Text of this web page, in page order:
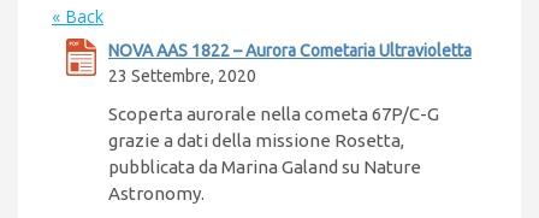
« Back
NOVA AAS 1822 – Aurora Cometaria Ultravioletta
23 Settembre, 2020
Scoperta aurorale nella cometa 67P/C-G
grazie a dati della missione Rosetta,
pubblicata da Marina Galand su Nature
Astronomy.